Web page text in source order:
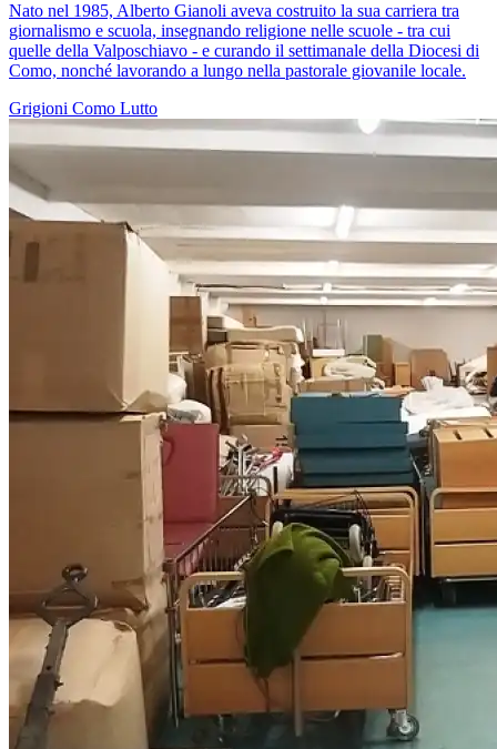
Nato nel 1985, Alberto Gianoli aveva costruito la sua carriera tra
giornalismo e scuola, insegnando religione nelle scuole - tra cui
quelle della Valposchiavo - e curando il settimanale della Diocesi di
Como, nonché lavorando a lungo nella pastorale giovanile locale.
Grigioni Como Lutto